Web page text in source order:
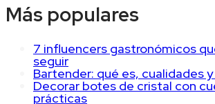
Más populares
7 influencers gastronómicos
seguir
Bartender: qué es, cualidades
Decorar botes de cristal con
prácticas